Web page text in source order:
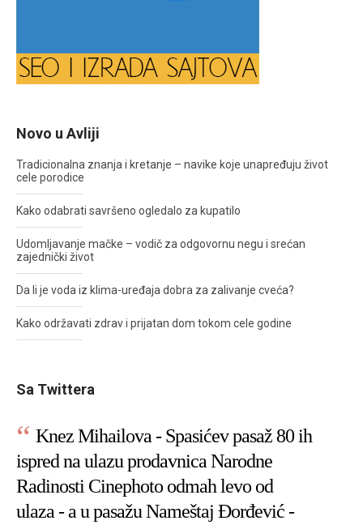
Novo u Avliji
Tradicionalna znanja i kretanje – navike koje unapređuju život
cele porodice
Kako odabrati savršeno ogledalo za kupatilo
Udomljavanje mačke – vodič za odgovornu negu i srećan
zajednički život
Da li je voda iz klima-uređaja dobra za zalivanje cveća?
Kako održavati zdrav i prijatan dom tokom cele godine
Sa Twittera
Knez Mihailova - Spasićev pasaž 80 ih
ispred na ulazu prodavnica Narodne
Radinosti Cinephoto odmah levo od
ulaza - a u pasažu Nameštaj Đorđević -